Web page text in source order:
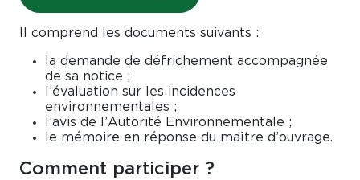
Il comprend les documents suivants :
la demande de défrichement accompagnée
de sa notice ;
l’évaluation sur les incidences
environnementales ;
l’avis de l’Autorité Environnementale ;
le mémoire en réponse du maître d’ouvrage.
Comment participer ?